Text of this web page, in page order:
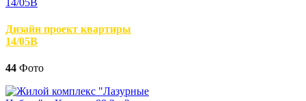
Дизайн проект квартиры
14/05В
44 Фото